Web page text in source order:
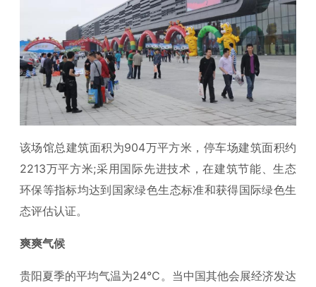
该场馆总建筑面积为904万平方米，停车场建筑面积约
2213万平方米;采用国际先进技术，在建筑节能、生态
环保等指标均达到国家绿色生态标准和获得国际绿色生
态评估认证。
爽爽气候
贵阳夏季的平均气温为24℃。当中国其他会展经济发达